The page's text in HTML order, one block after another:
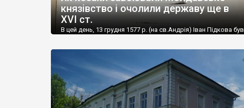
князівство і очолили державу ще в
XVI ст.
В цей день, 13 грудня 1577 р. (на св.Андрія) Іван Підкова був
князівства. Так козак очолив державу ще в XVI ст. Його
правління хоча і не було довгим, але стало яскравою
сторінкою європейської історії. Новий володар розпочав в
руслі усталених традицій, але без публічних страт і
політичних переслідувань, які до нього […]